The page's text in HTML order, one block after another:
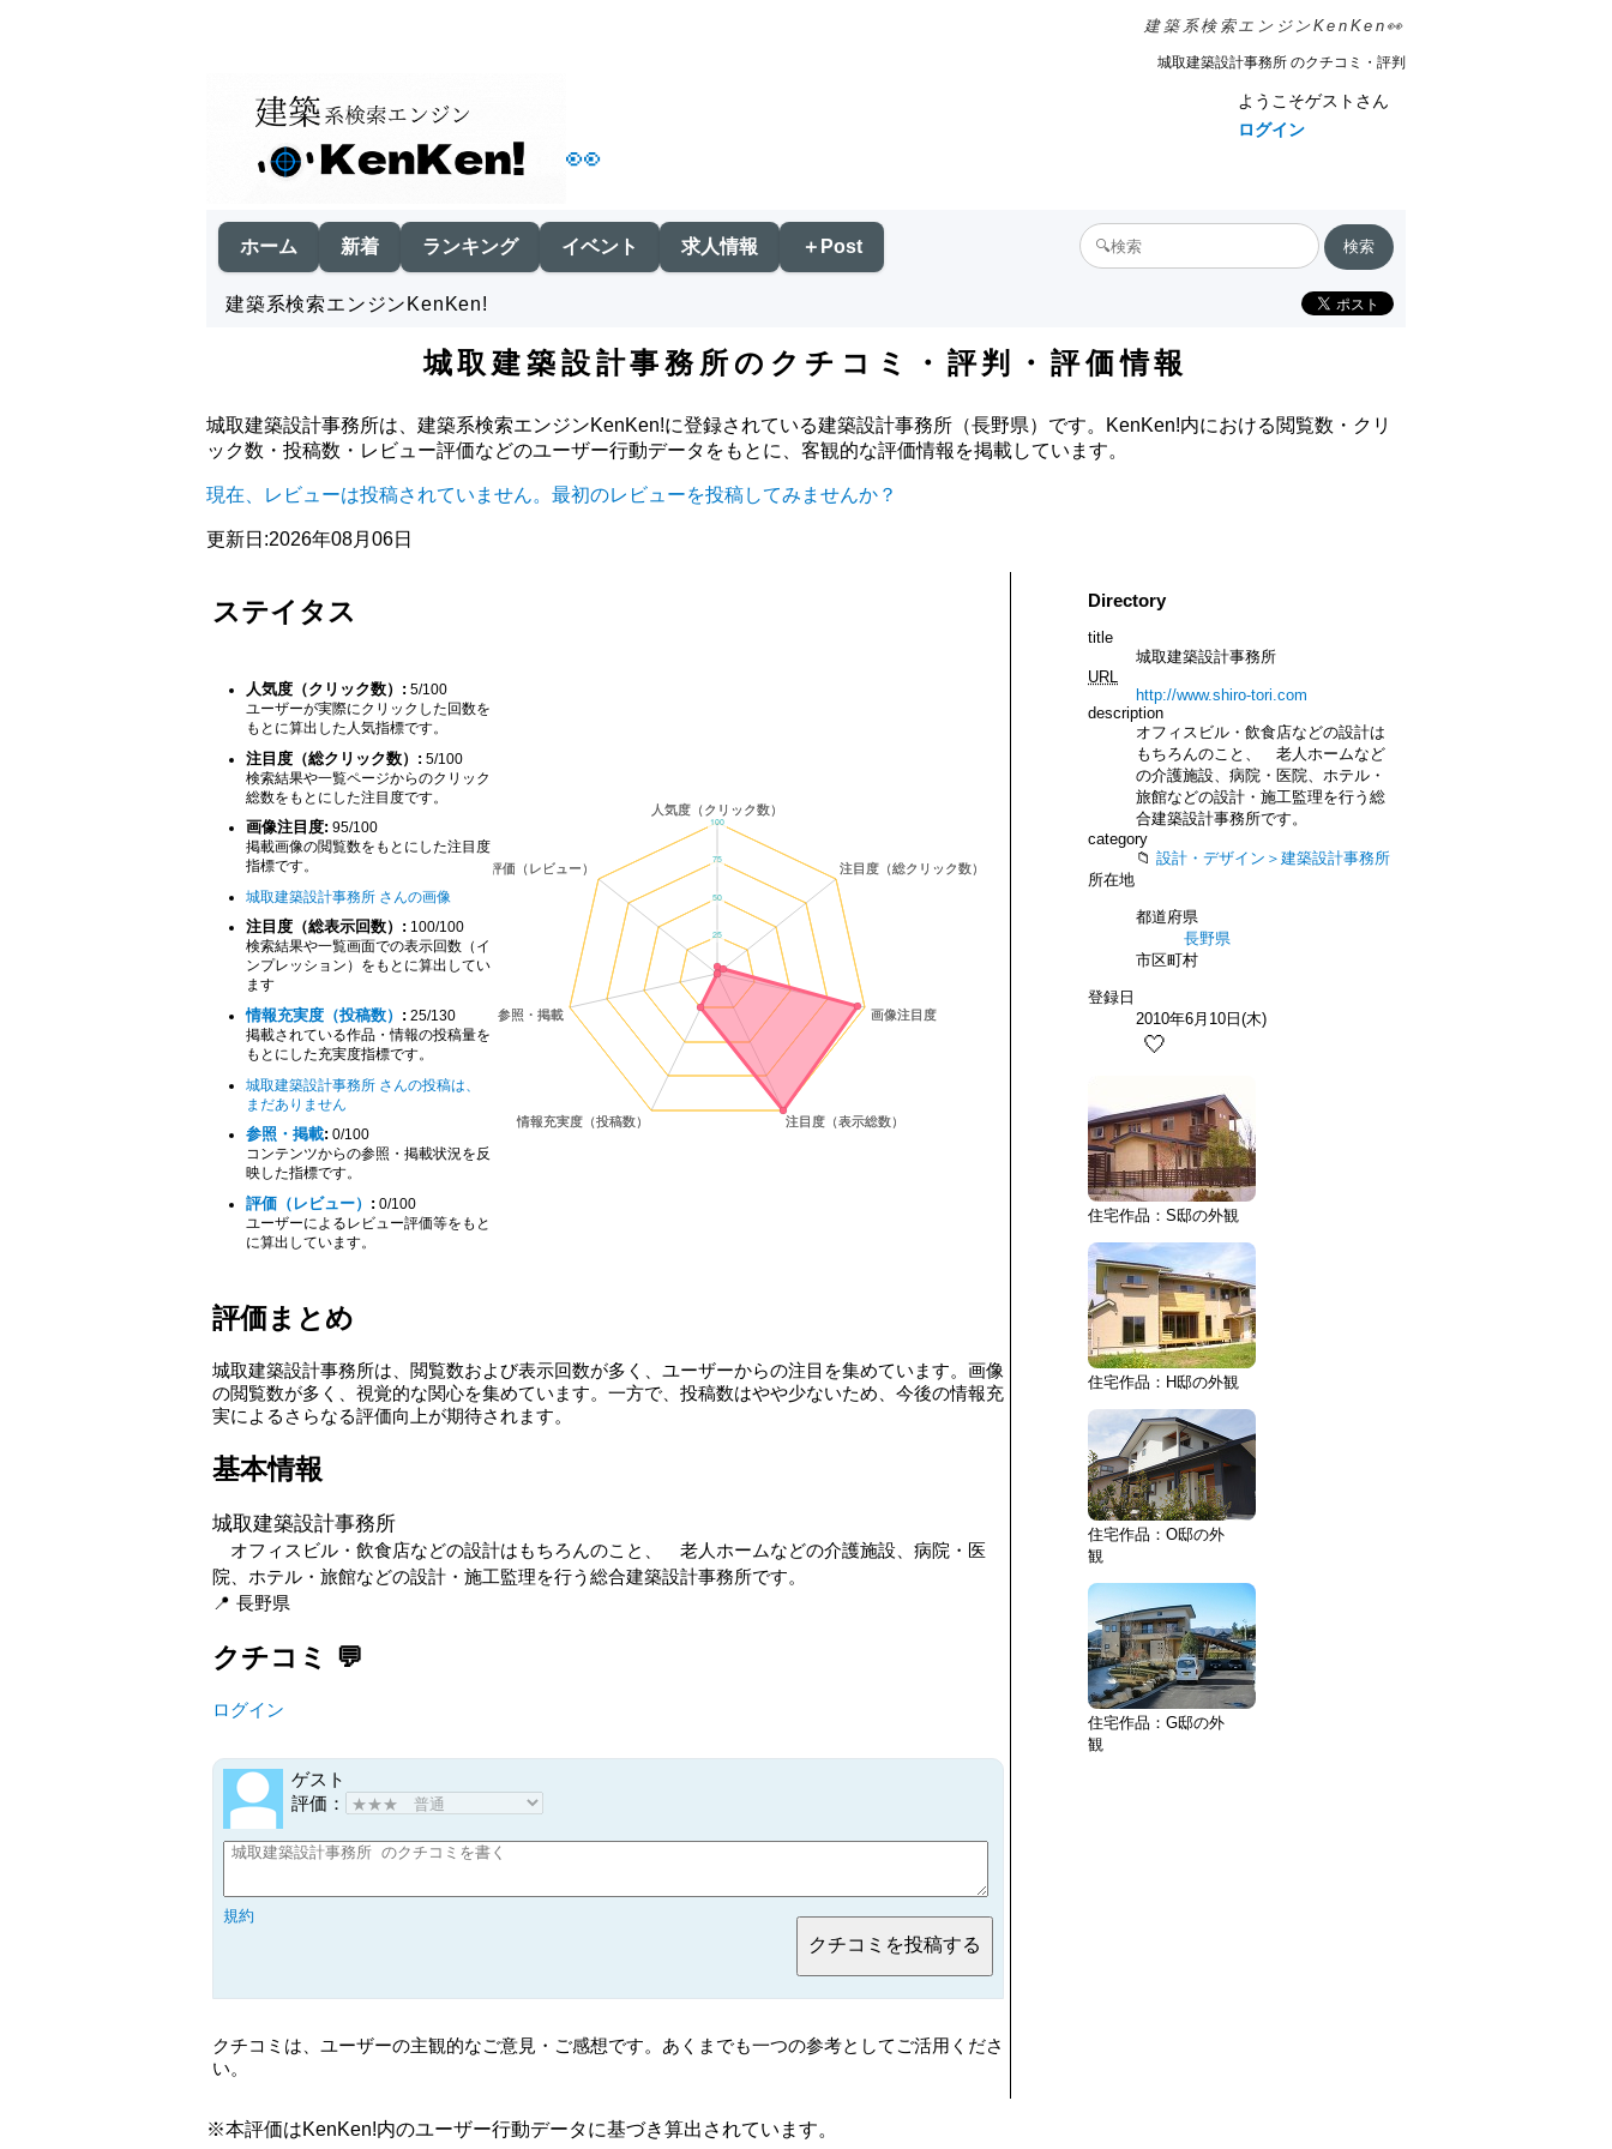
建築系検索エンジンKenKen👀
城取建築設計事務所 のクチコミ・評判
👀
ようこそゲストさん
ログイン
ホーム 新着 ランキング イベント 求人情報 ＋Post
建築系検索エンジンKenKen!
城取建築設計事務所のクチコミ・評判・評価情報
城取建築設計事務所は、建築系検索エンジンKenKen!に登録されている建築設計事務所（長野県）です。KenKen!内における閲覧数・クリ
ック数・投稿数・レビュー評価などのユーザー行動データをもとに、客観的な評価情報を掲載しています。
現在、レビューは投稿されていません。最初のレビューを投稿してみませんか？
更新日:2026年08月06日
ステイタス
人気度（クリック数）: 5/100
ユーザーが実際にクリックした回数を
もとに算出した人気指標です。
注目度（総クリック数）: 5/100
検索結果や一覧ページからのクリック
総数をもとにした注目度です。
画像注目度: 95/100
掲載画像の閲覧数をもとにした注目度
指標です。
城取建築設計事務所 さんの画像
注目度（総表示回数）: 100/100
検索結果や一覧画面での表示回数（イ
ンプレッション）をもとに算出してい
ます
情報充実度（投稿数） : 25/130
掲載されている作品・情報の投稿量を
もとにした充実度指標です。
城取建築設計事務所 さんの投稿は、
まだありません
参照・掲載: 0/100
コンテンツからの参照・掲載状況を反
映した指標です。
評価（レビュー） : 0/100
ユーザーによるレビュー評価等をもと
に算出しています。
評価まとめ
城取建築設計事務所は、閲覧数および表示回数が多く、ユーザーからの注目を集めています。画像
の閲覧数が多く、視覚的な関心を集めています。一方で、投稿数はやや少ないため、今後の情報充
実によるさらなる評価向上が期待されます。
基本情報
城取建築設計事務所
オフィスビル・飲食店などの設計はもちろんのこと、 老人ホームなどの介護施設、病院・医
院、ホテル・旅館などの設計・施工監理を行う総合建築設計事務所です。
長野県
クチコミ
ログイン
ゲスト
評価：
規約
クチコミは、ユーザーの主観的なご意見・ご感想です。あくまでも一つの参考としてご活用くださ
い。
Directory
title
城取建築設計事務所
URL
http://www.shiro-tori.com
description
オフィスビル・飲食店などの設計は
もちろんのこと、 老人ホームなど
の介護施設、病院・医院、ホテル・
旅館などの設計・施工監理を行う総
合建築設計事務所です。
category
設計・デザイン＞建築設計事務所
所在地
都道府県
長野県
市区町村
登録日
2010年6月10日(木)
🤍
住宅作品：S邸の外観
住宅作品：H邸の外観
住宅作品：O邸の外
観
住宅作品：G邸の外
観
※本評価はKenKen!内のユーザー行動データに基づき算出されています。